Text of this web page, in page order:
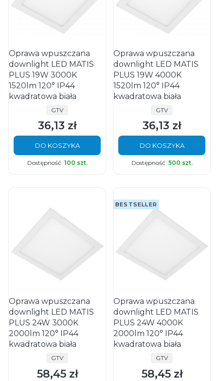
Oprawa wpuszczana
downlight LED MATIS
PLUS 19W 3000K
1520lm 120° IP44
kwadratowa biała
PRODUCENT
GTV
Cena
36,13 zł
DO KOSZYKA
Dostępność: 100 szt.
Oprawa wpuszczana
downlight LED MATIS
PLUS 19W 4000K
1520lm 120° IP44
kwadratowa biała
PRODUCENT
GTV
Cena
36,13 zł
DO KOSZYKA
Dostępność: 500 szt.
Oprawa wpuszczana
downlight LED MATIS
PLUS 24W 3000K
2000lm 120° IP44
kwadratowa biała
PRODUCENT
GTV
Cena
58,45 zł
BESTSELLER
Oprawa wpuszczana
downlight LED MATIS
PLUS 24W 4000K
2000lm 120° IP44
kwadratowa biała
PRODUCENT
GTV
Cena
58,45 zł